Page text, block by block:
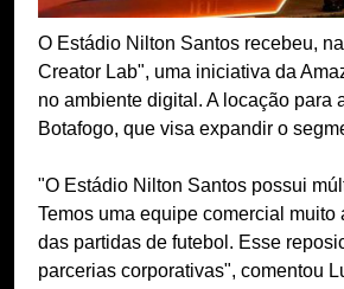
O Estádio Nilton Santos recebeu,
Creator Lab", uma iniciativa da
no ambiente digital. A locação para
Botafogo, que visa expandir o
"O Estádio Nilton Santos possui
Temos uma equipe comercial
das partidas de futebol. Esse
parcerias corporativas", comentou